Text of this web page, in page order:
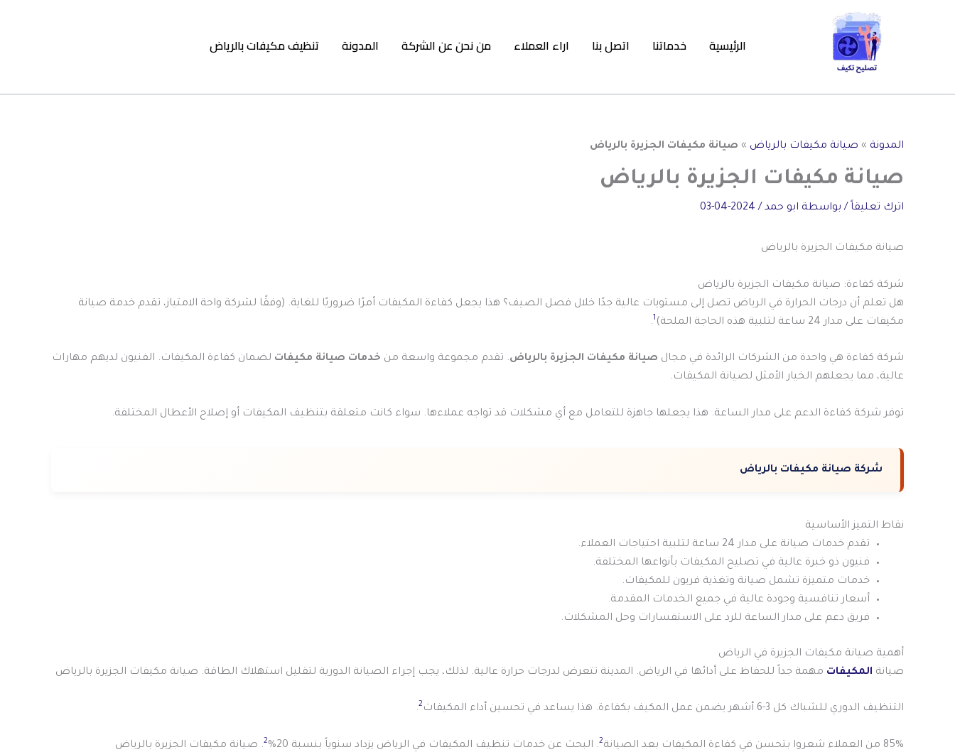
الرئيسية خدماتنا اتصل بنا اراء العملاء من نحن عن الشركة المدونة تنظيف مكيفات بالرياض
المدونة » صيانة مكيفات بالرياض » صيانة مكيفات الجزيرة بالرياض
صيانة مكيفات الجزيرة بالرياض
اترك تعليقاً / بواسطة ابو حمد /
2024-04-03
صيانة مكيفات الجزيرة بالرياض
شركة كفاءة: صيانة مكيفات الجزيرة بالرياض
هل تعلم أن درجات الحرارة في الرياض تصل إلى مستويات عالية جدًا خلال فصل الصيف؟ هذا يجعل كفاءة المكيفات أمرًا ضروريًا للغاية. (وفقًا لشركة واحة الامتياز، تقدم خدمة صيانة
مكيفات على مدار 24 ساعة لتلبية هذه الحاجة الملحة)
1
.
شركة كفاءة هي واحدة من الشركات الرائدة في مجال صيانة مكيفات الجزيرة بالرياض. تقدم مجموعة واسعة من خدمات صيانة مكيفات لضمان كفاءة المكيفات. الفنيون لديهم مهارات
عالية، مما يجعلهم الخيار الأمثل لصيانة المكيفات.
توفر شركة كفاءة الدعم على مدار الساعة. هذا يجعلها جاهزة للتعامل مع أي مشكلات قد تواجه عملاءها. سواء كانت متعلقة بتنظيف المكيفات أو إصلاح الأعطال المختلفة.
شركة صيانة مكيفات بالرياض
نقاط التميز الأساسية
تقدم خدمات صيانة على مدار 24 ساعة لتلبية احتياجات العملاء.
فنيون ذو خبرة عالية في تصليح المكيفات بأنواعها المختلفة.
خدمات متميزة تشمل صيانة وتغذية فريون للمكيفات.
أسعار تنافسية وجودة عالية في جميع الخدمات المقدمة.
فريق دعم على مدار الساعة للرد على الاستفسارات وحل المشكلات.
أهمية صيانة مكيفات الجزيرة في الرياض
صيانة المكيفات مهمة جداً للحفاظ على أدائها في الرياض. المدينة تتعرض لدرجات حرارة عالية. لذلك، يجب إجراء الصيانة الدورية لتقليل استهلاك الطاقة. صيانة مكيفات الجزيرة بالرياض
التنظيف الدوري للشباك كل 3-6 أشهر يضمن عمل المكيف بكفاءة. هذا يساعد في تحسين أداء المكيفات 2
.
85% من العملاء شعروا بتحسن في كفاءة المكيفات بعد الصيانة 2. البحث عن خدمات تنظيف المكيفات في الرياض يزداد سنوياً بنسبة 20% 2. صيانة مكيفات الجزيرة بالرياض